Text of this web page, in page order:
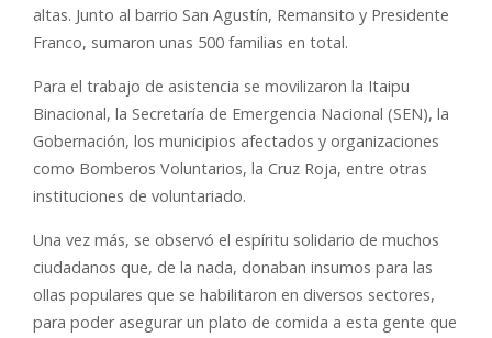
altas. Junto al barrio San Agustín, Remansito y Presidente
Franco, sumaron unas 500 familias en total.
Para el trabajo de asistencia se movilizaron la Itaipu
Binacional, la Secretaría de Emergencia Nacional (SEN), la
Gobernación, los municipios afectados y organizaciones
como Bomberos Voluntarios, la Cruz Roja, entre otras
instituciones de voluntariado.
Una vez más, se observó el espíritu solidario de muchos
ciudadanos que, de la nada, donaban insumos para las
ollas populares que se habilitaron en diversos sectores,
para poder asegurar un plato de comida a esta gente que